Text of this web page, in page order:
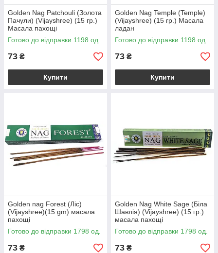
Golden Nag Patchouli (Золота
Пачули) (Vijayshree) (15 гр.)
Масала пахощі
Готово до відправки 1198 од.
73 ₴
Купити
Golden Nag Temple (Temple)
(Vijayshree) (15 гр.) Масала
ладан
Готово до відправки 1198 од.
73 ₴
Купити
Golden nag Forest (Ліс)
(Vijayshree)(15 gm) масала
пахощі
Готово до відправки 1798 од.
73 ₴
Golden Nag White Sage (Біла
Шавлія) (Vijayshree) (15 гр.)
масала пахощі
Готово до відправки 1798 од.
73 ₴